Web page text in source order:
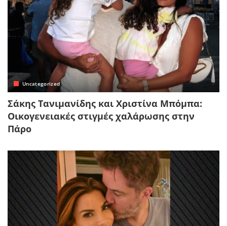
Uncategorized
Σάκης Τανιμανίδης και Χριστίνα Μπόμπα:
Οικογενειακές στιγμές χαλάρωσης στην
Πάρο